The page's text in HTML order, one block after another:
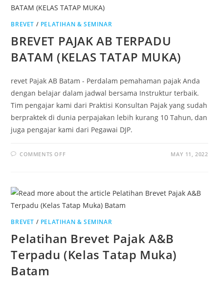
BREVET / PELATIHAN & SEMINAR
BREVET PAJAK AB TERPADU
BATAM (KELAS TATAP MUKA)
revet Pajak AB Batam - Perdalam pemahaman pajak Anda
dengan belajar dalam jadwal bersama Instruktur terbaik.
Tim pengajar kami dari Praktisi Konsultan Pajak yang sudah
berpraktek di dunia perpajakan lebih kurang 10 Tahun, dan
juga pengajar kami dari Pegawai DJP.
COMMENTS OFF MAY 11, 2022
BREVET / PELATIHAN & SEMINAR
Pelatihan Brevet Pajak A&B
Terpadu (Kelas Tatap Muka)
Batam